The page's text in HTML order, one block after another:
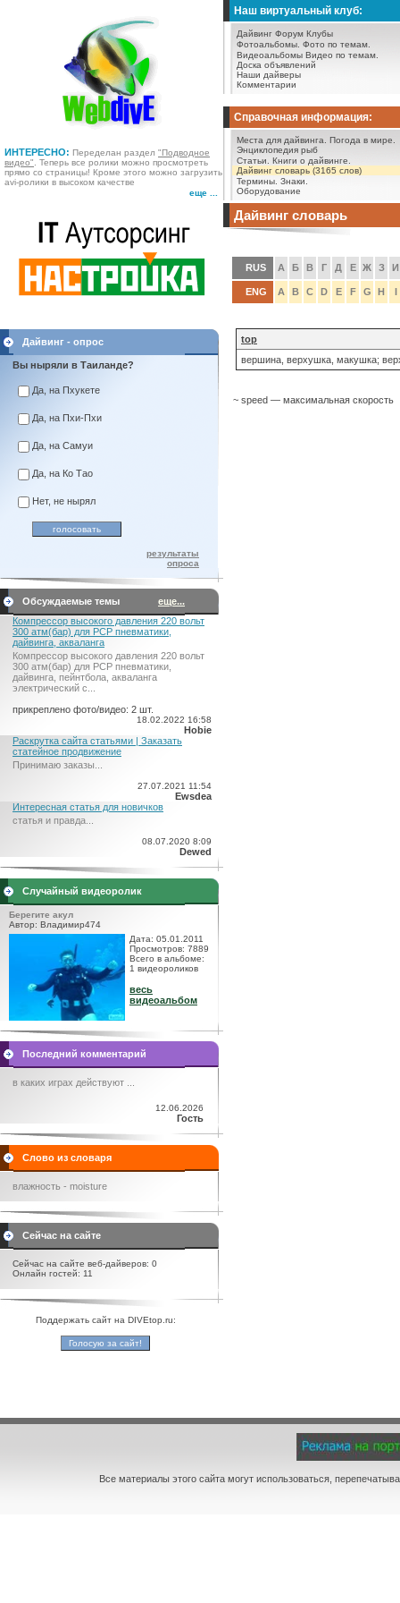
ИНТЕРЕСНО: Переделан раздел "Подводное
видео" . Теперь все ролики можно просмотреть
прямо со страницы! Кроме этого можно загрузить
avi-ролики в высоком качестве
еще ...
Наш виртуальный клуб:
Дайвинг Форум Клубы
Фотоальбомы. Фото по темам.
Видеоальбомы Видео по темам.
Доска объявлений
Наши дайверы
Комментарии
Справочная информация:
Места для дайвинга.
Погода в мире.
Энциклопедия рыб
Статьи.
Книги о дайвинге.
Дайвинг словарь (3165 слов)
Термины. Знаки.
Оборудование
Дайвинг - опрос
Вы ныряли в Таиланде?
Да, на Пхукете
Да, на Пхи-Пхи
Да, на Самуи
Да, на Ко Тао
Нет, не нырял
результаты
опроса
Обсуждаемые темы
еще...
Компрессор высокого давления 220 вольт
300 атм(бар) для PCP пневматики,
дайвинга, акваланга
Компрессор высокого давления 220 вольт
300 атм(бар) для PCP пневматики,
дайвинга, пейнтбола, акваланга
электрический c...
прикреплено фото/видео: 2 шт.
18.02.2022 16:58
Hobie
Раскрутка сайта статьями | Заказать
статейное продвижение
Принимаю заказы...
27.07.2021 11:54
Ewsdea
Интересная статья для новичков
статья и правда...
08.07.2020 8:09
Dewed
Случайный видеоролик
Берегите акул
Автор: Владимир474
Дата: 05.01.2011
Просмотров: 7889
Всего в альбоме:
1 видеороликов
весь
видеоальбом
Последний комментарий
в каких играх действуют ...
12.06.2026
Гость
Слово из словаря
влажность - moisture
Сейчас на сайте
Сейчас на сайте веб-дайверов: 0
Онлайн гостей: 11
Поддержать сайт на DIVEtop.ru:
Дайвинг словарь
RUS А Б В Г Д Е Ж З И
ENG A B C D E F G H I
top
вершина, верхушка, макушка;
~ speed — максимальная скорость
Все материалы этого сайта могут использоваться,